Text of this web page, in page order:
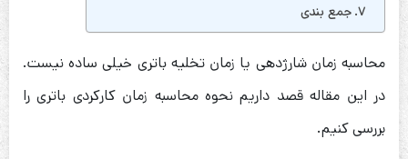
جمع بندی
محاسبه زمان شارژدهی یا زمان تخلیه باتری خیلی ساده نیست.
در این مقاله قصد داریم نحوه محاسبه زمان کارکردی باتری را
بررسی کنیم.